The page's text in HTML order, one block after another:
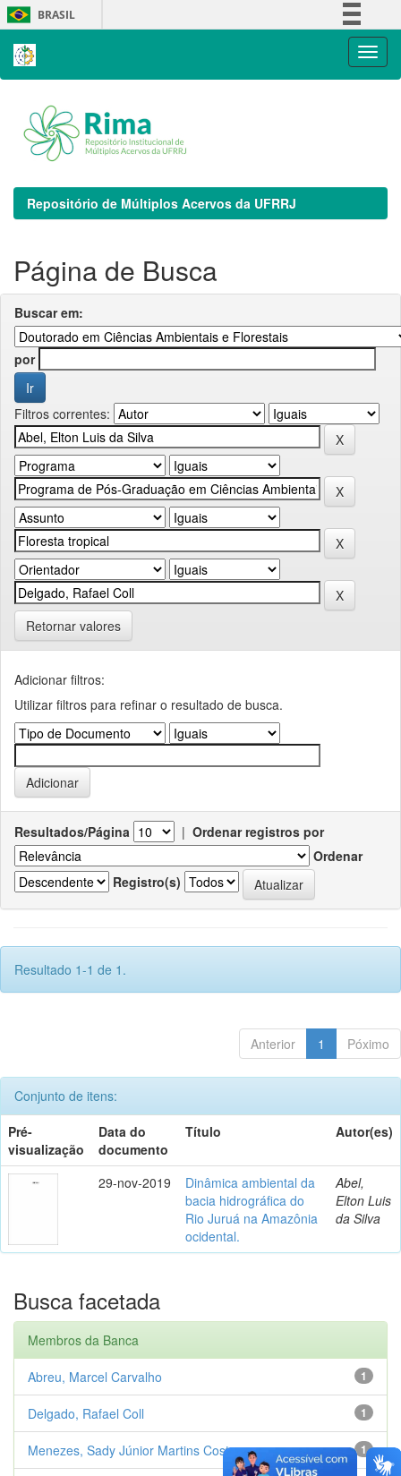
Skip
navigation
BRASIL
Repositório de Múltiplos Acervos da UFRRJ
Página de Busca
Buscar em:
por
Filtros correntes:
Retornar valores
Adicionar filtros:
Utilizar filtros para refinar o resultado de busca.
Resultados/Página | Ordenar registros por
Ordenar
Registro(s)
Resultado 1-1 de 1.
Anterior 1 Póximo
Conjunto de itens:
Pré-
visualização
Data do
documento
Título Autor(es)
29-nov-2019
Dinâmica ambiental da
bacia hidrográfica do
Rio Juruá na Amazônia
ocidental.
Abel,
Elton Luis
da Silva
Busca facetada
Membros da Banca
1
Abreu, Marcel Carvalho
1
Delgado, Rafael Coll
1
Menezes, Sady Júnior Martins Cost...